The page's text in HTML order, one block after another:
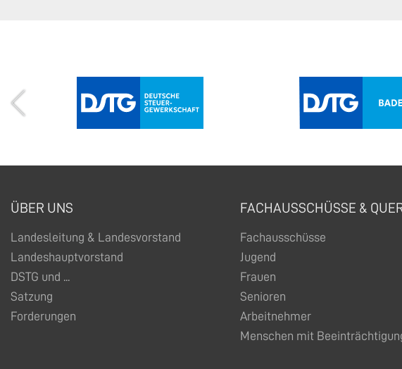
ÜBER UNS
Landesleitung & Landesvorstand
Landeshauptvorstand
DSTG und ...
Satzung
Forderungen
FACHAUSSCHÜSSE &
Fachausschüsse
Jugend
Frauen
Senioren
Arbeitnehmer
Menschen mit